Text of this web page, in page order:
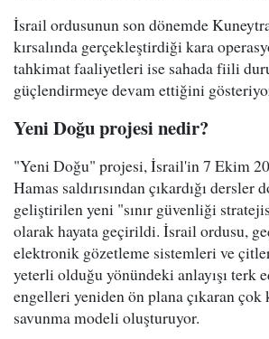
İsrail ordusunun son dönemde
kırsalında gerçekleştirdiği kara
tahkimat faaliyetleri ise sahada fiili
güçlendirmeye devam ettiğini
Yeni Doğu projesi nedir?
"Yeni Doğu" projesi, İsrail'in 7 Ekim
Hamas saldırısından çıkardığı dersler
geliştirilen yeni "sınır güvenliği
olarak hayata geçirildi. İsrail ordusu,
elektronik gözetleme sistemleri ve
yeterli olduğu yönündeki anlayışı terk
engelleri yeniden ön plana çıkaran çok
savunma modeli oluşturuyor.